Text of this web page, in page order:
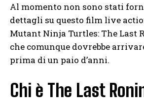
Al momento non sono stati
dettagli su questo film live
Mutant Ninja Turtles: The Last
che comunque dovrebbe
prima di un paio d’anni.
Chi è The Last